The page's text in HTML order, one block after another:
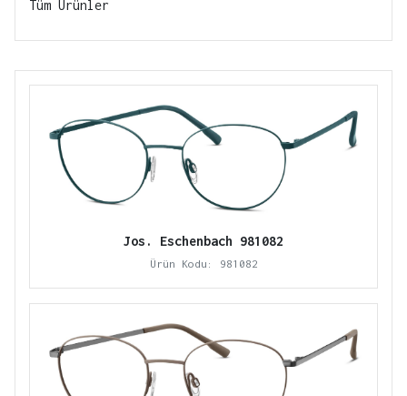
Tüm Ürünler
Jos. Eschenbach 981082
Ürün Kodu: 981082